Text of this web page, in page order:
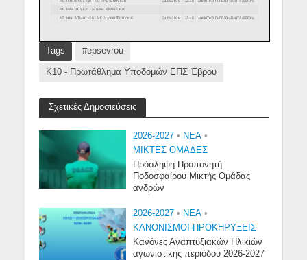
Tags #epsevrou
Κ10 - Πρωτάθλημα Υποδομών ΕΠΣ Έβρου
Σχετικές Δημοσιεύσεις
2026-2027 • NEA •
ΜΙΚΤΕΣ ΟΜΑΔΕΣ
Πρόσληψη Προπονητή
Ποδοσφαίρου Μικτής Ομάδας
ανδρών
2026-2027 • NEA •
ΚΑΝΟΝΙΣΜΟΙ-ΠΡΟΚΗΡΥΞΕΙΣ
Κανόνες Αναπτυξιακών Ηλικιών
αγωνιστικής περιόδου 2026-2027